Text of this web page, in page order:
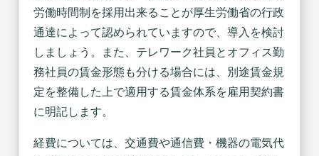
労働時間制を採用出来ることが厚生労働省の行政
通達によって認められていますので、導入を検討
しましょう。また、テレワーク社員とオフィス勤
務社員の賃金形態も分ける場合には、別途賃金規
定を整備した上で適用する賃金体系を雇用契約書
に明記します。
経費については、交通費や通信費・機器の電気代